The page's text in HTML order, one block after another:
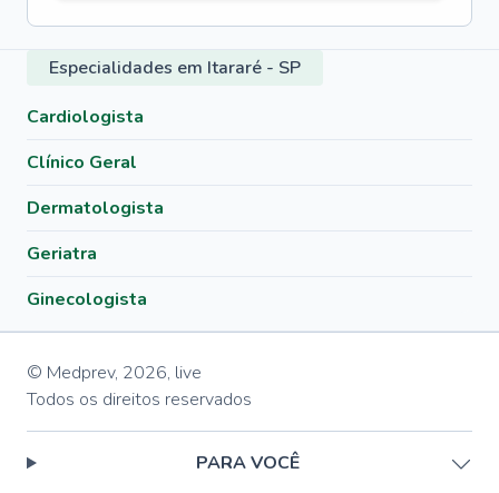
Especialidades em Itararé - SP
Cardiologista
Clínico Geral
Dermatologista
Geriatra
Ginecologista
© Medprev, 2026, live
Todos os direitos reservados
PARA VOCÊ